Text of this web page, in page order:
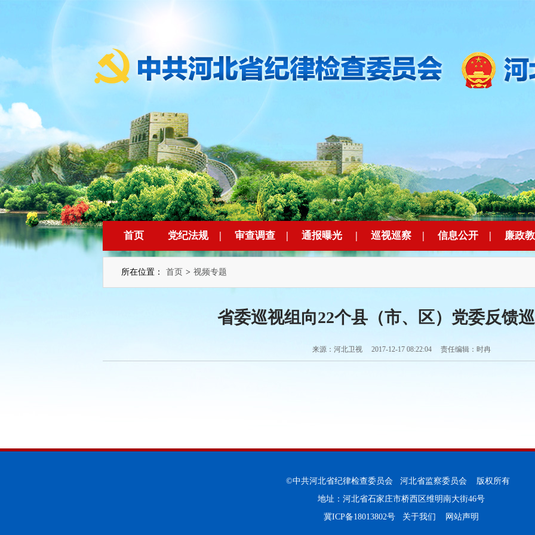
首页 党纪法规 | 审查调查 | 通报曝光 | 巡视巡察 | 信息公开 | 廉政
所在位置： 首页 > 视频专题
省委巡视组向22个县（市、区）党委反馈
来源：河北卫视 2017-12-17 08:22:04 责任编辑：时冉
©中共河北省纪律检查委员会 河北省监察委员会 版权所有
地址：河北省石家庄市桥西区维明南大街46号
冀ICP备18013802号
关于我们 网站声明